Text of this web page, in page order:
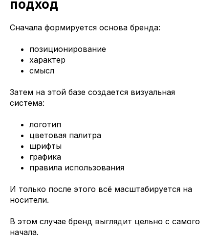
подход
Сначала формируется основа бренда:
позиционирование
характер
смысл
Затем на этой базе создается визуальная
система:
логотип
цветовая палитра
шрифты
графика
правила использования
И только после этого всё масштабируется на
носители.
В этом случае бренд выглядит цельно с самого
начала.